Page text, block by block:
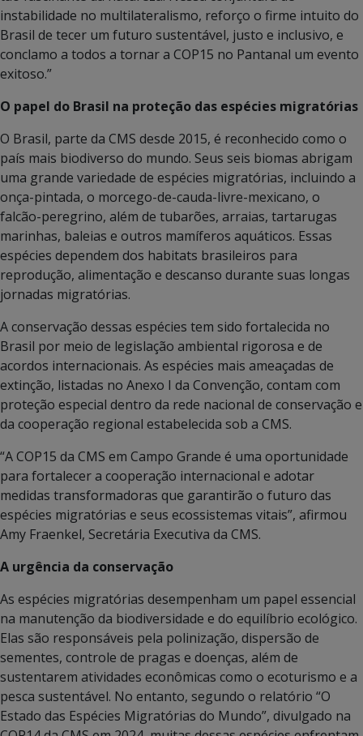
instabilidade no multilateralismo, reforço o firme intuito do
Brasil de tecer um futuro sustentável, justo e inclusivo, e
conclamo a todos a tornar a COP15 no Pantanal um evento
exitoso.”
O papel do Brasil na proteção das espécies migratórias
O Brasil, parte da CMS desde 2015, é reconhecido como o
país mais biodiverso do mundo. Seus seis biomas abrigam
uma grande variedade de espécies migratórias, incluindo a
onça-pintada, o morcego-de-cauda-livre-mexicano, o
falcão-peregrino, além de tubarões, arraias, tartarugas
marinhas, baleias e outros mamíferos aquáticos. Essas
espécies dependem dos habitats brasileiros para
reprodução, alimentação e descanso durante suas longas
jornadas migratórias.
A conservação dessas espécies tem sido fortalecida no
Brasil por meio de legislação ambiental rigorosa e de
acordos internacionais. As espécies mais ameaçadas de
extinção, listadas no Anexo I da Convenção, contam com
proteção especial dentro da rede nacional de conservação e
da cooperação regional estabelecida sob a CMS.
“A COP15 da CMS em Campo Grande é uma oportunidade
para fortalecer a cooperação internacional e adotar
medidas transformadoras que garantirão o futuro das
espécies migratórias e seus ecossistemas vitais”, afirmou
Amy Fraenkel, Secretária Executiva da CMS.
A urgência da conservação
As espécies migratórias desempenham um papel essencial
na manutenção da biodiversidade e do equilíbrio ecológico.
Elas são responsáveis pela polinização, dispersão de
sementes, controle de pragas e doenças, além de
sustentarem atividades econômicas como o ecoturismo e a
pesca sustentável. No entanto, segundo o relatório “O
Estado das Espécies Migratórias do Mundo”, divulgado na